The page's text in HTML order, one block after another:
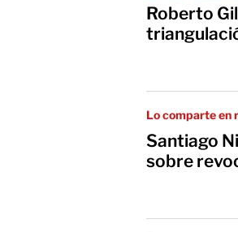
Roberto
Lo comparte en
Santiago
sobre